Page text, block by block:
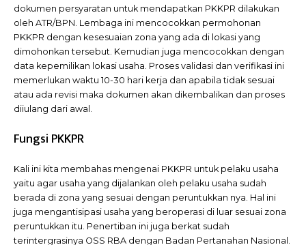
dokumen persyaratan untuk mendapatkan PKKPR dilakukan
oleh ATR/BPN. Lembaga ini mencocokkan permohonan
PKKPR dengan kesesuaian zona yang ada di lokasi yang
dimohonkan tersebut. Kemudian juga mencocokkan dengan
data kepemilikan lokasi usaha. Proses validasi dan verifikasi ini
memerlukan waktu 10-30 hari kerja dan apabila tidak sesuai
atau ada revisi maka dokumen akan dikembalikan dan proses
diiulang dari awal.
Fungsi PKKPR
Kali ini kita membahas mengenai PKKPR untuk pelaku usaha
yaitu agar usaha yang dijalankan oleh pelaku usaha sudah
berada di zona yang sesuai dengan peruntukkan nya. Hal ini
juga mengantisipasi usaha yang beroperasi di luar sesuai zona
peruntukkan itu. Penertiban ini juga berkat sudah
terintergrasinya OSS RBA dengan Badan Pertanahan Nasional.